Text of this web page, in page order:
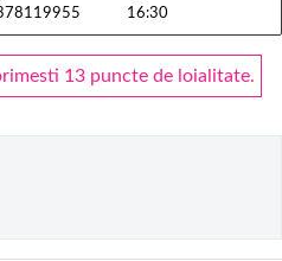
16:30
13 puncte de loialitate.